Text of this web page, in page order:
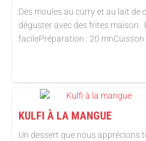
Des moules au curry et au lait de
déguster avec des frites maison.
facilePréparation : 20 mnCuisson
KULFI À LA MANGUE
Un dessert que nous apprécions